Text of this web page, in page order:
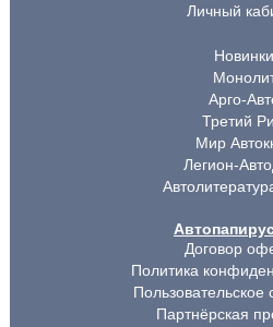
Личный
Новинки
Арго-
Третий
Мир
Легион-
Договор
Политика
Пользовательское
Партнёрская